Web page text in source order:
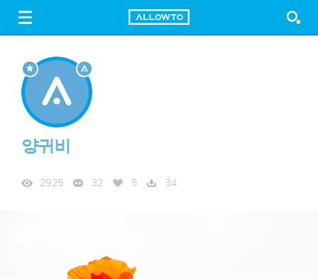
FREE DOWNLOAD
양귀비
2925 32 5 34